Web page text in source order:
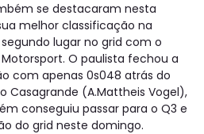
se destacaram nesta
melhor classificação na
lugar no grid com o
O paulista fechou a
com apenas 0s048 atrás do
Casagrande (A.Mattheis Vogel),
conseguiu passar para o Q3 e
do grid neste domingo.